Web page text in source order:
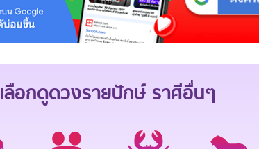
เลือกดูดวงรายปักษ์ราศีอื่นๆ